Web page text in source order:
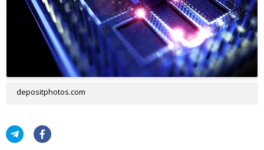
depositphotos.com